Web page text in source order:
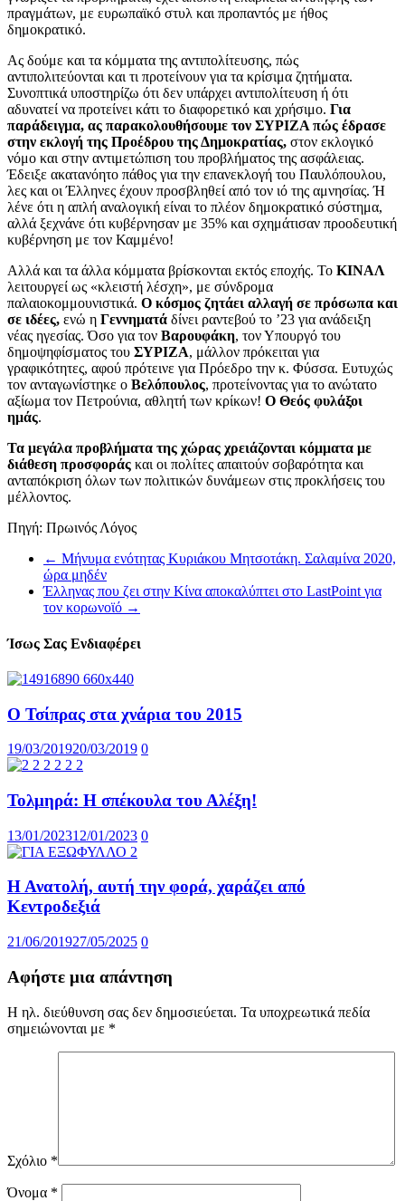
πραγμάτων, με ευρωπαϊκό στυλ και προπαντός με ήθος
δημοκρατικό.
Ας δούμε και τα κόμματα της αντιπολίτευσης, πώς
αντιπολιτεύονται και τι προτείνουν για τα κρίσιμα ζητήματα.
Συνοπτικά υποστηρίζω ότι δεν υπάρχει αντιπολίτευση ή ότι
αδυνατεί να προτείνει κάτι το διαφορετικό και χρήσιμο. Για
παράδειγμα, ας παρακολουθήσουμε τον ΣΥΡΙΖΑ πώς έδρασε
στην εκλογή της Προέδρου της Δημοκρατίας, στον εκλογικό
νόμο και στην αντιμετώπιση του προβλήματος της ασφάλειας.
Έδειξε ακατανόητο πάθος για την επανεκλογή του Παυλόπουλου,
λες και οι Έλληνες έχουν προσβληθεί από τον ιό της αμνησίας. Ή
λένε ότι η απλή αναλογική είναι το πλέον δημοκρατικό σύστημα,
αλλά ξεχνάνε ότι κυβέρνησαν με 35% και σχημάτισαν προοδευτική
κυβέρνηση με τον Καμμένο!
Αλλά και τα άλλα κόμματα βρίσκονται εκτός εποχής. Το ΚΙΝΑΛ
λειτουργεί ως «κλειστή λέσχη», με σύνδρομα
παλαιοκομμουνιστικά. Ο κόσμος ζητάει αλλαγή σε πρόσωπα και
σε ιδέες, ενώ η Γεννηματά δίνει ραντεβού το ’23 για ανάδειξη
νέας ηγεσίας. Όσο για τον Βαρουφάκη, τον Υπουργό του
δημοψηφίσματος του ΣΥΡΙΖΑ, μάλλον πρόκειται για
γραφικότητες, αφού πρότεινε για Πρόεδρο την κ. Φύσσα. Ευτυχώς
τον ανταγωνίστηκε ο Βελόπουλος, προτείνοντας για το ανώτατο
αξίωμα τον Πετρούνια, αθλητή των κρίκων! Ο Θεός φυλάξοι
ημάς.
Τα μεγάλα προβλήματα της χώρας χρειάζονται κόμματα με
διάθεση προσφοράς και οι πολίτες απαιτούν σοβαρότητα και
ανταπόκριση όλων των πολιτικών δυνάμεων στις προκλήσεις του
μέλλοντος.
Πηγή: Πρωινός Λόγος
← Μήνυμα ενότητας Κυριάκου Μητσοτάκη. Σαλαμίνα 2020,
ώρα μηδέν
Έλληνας που ζει στην Κίνα αποκαλύπτει στο LastPoint για
τον κορωνοϊό →
Ίσως Σας Ενδιαφέρει
Ο Τσίπρας στα χνάρια του 2015
19/03/201920/03/2019 0
Τολμηρά: Η σπέκουλα του Αλέξη!
13/01/202312/01/2023 0
Η Ανατολή, αυτή την φορά, χαράζει από
Κεντροδεξιά
21/06/201927/05/2025 0
Αφήστε μια απάντηση
Η ηλ. διεύθυνση σας δεν δημοσιεύεται. Τα υποχρεωτικά πεδία
σημειώνονται με *
Σχόλιο *
Όνομα *